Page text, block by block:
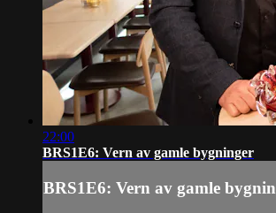
22:00
BRS1E6: Vern av gamle bygninger
BRS1E6: Vern av gamle